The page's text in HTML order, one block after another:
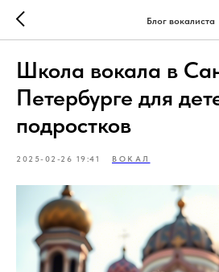
Блог вокалиста
Школа вокала в
Петербурге для
подростков
2025-02-26 19:41 ВОКАЛ